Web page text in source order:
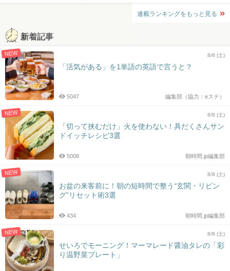
連載ランキングをもっと見る
新着記事
NEW 8/8 (土)
「活気がある」を1単語の英語で言うと？
編集部（協力：eステ）
5047
NEW 8/8 (土)
「切って挟むだけ」火を使わない！具だくさんサン
ドイッチレシピ3選
朝時間.jp編集部
5008
NEW 8/8 (土)
お盆の来客前に！朝の短時間で整う“玄関・リビン
グ”リセット術3選
朝時間.jp編集部
434
NEW 8/8 (土)
せいろでモーニング！マーマレード醤油タレの「彩
り温野菜プレート」